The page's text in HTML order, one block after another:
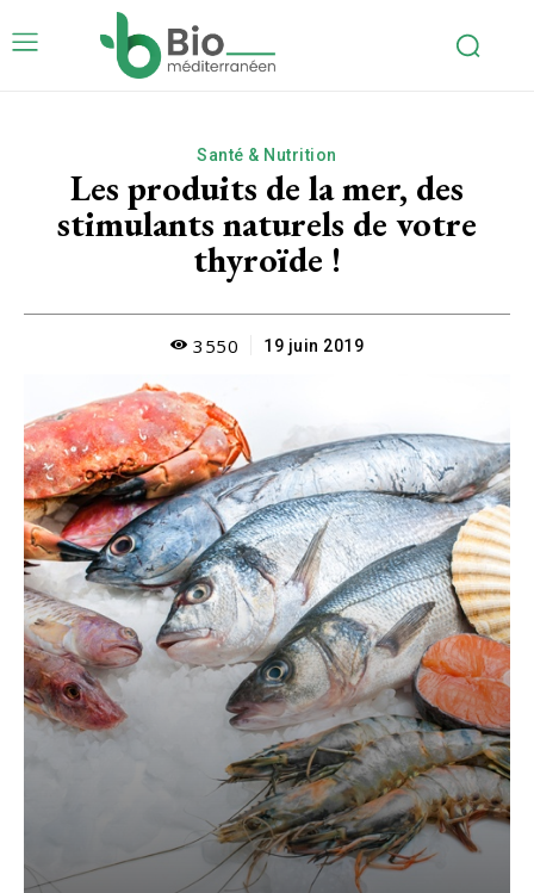
Santé & Nutrition
Les produits de la mer, des
stimulants naturels de votre
thyroïde !
3550 19 juin 2019